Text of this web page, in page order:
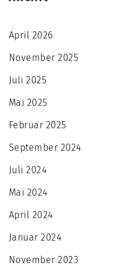
April 2026
November 2025
Juli 2025
Mai 2025
Februar 2025
September 2024
Juli 2024
Mai 2024
April 2024
Januar 2024
November 2023